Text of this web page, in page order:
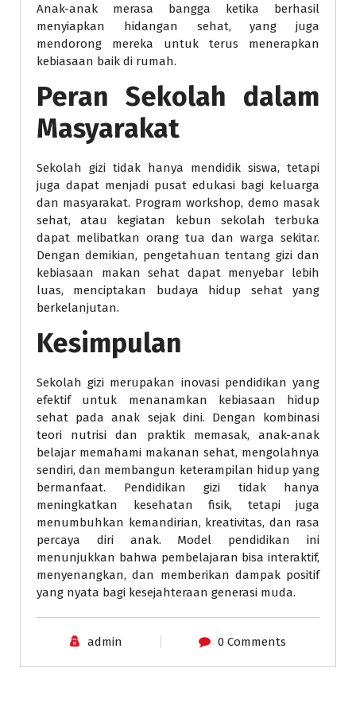
Anak-anak merasa bangga ketika berhasil
menyiapkan hidangan sehat, yang juga
mendorong mereka untuk terus menerapkan
kebiasaan baik di rumah.
Peran Sekolah dalam
Masyarakat
Sekolah gizi tidak hanya mendidik siswa, tetapi
juga dapat menjadi pusat edukasi bagi keluarga
dan masyarakat. Program workshop, demo masak
sehat, atau kegiatan kebun sekolah terbuka
dapat melibatkan orang tua dan warga sekitar.
Dengan demikian, pengetahuan tentang gizi dan
kebiasaan makan sehat dapat menyebar lebih
luas, menciptakan budaya hidup sehat yang
berkelanjutan.
Kesimpulan
Sekolah gizi merupakan inovasi pendidikan yang
efektif untuk menanamkan kebiasaan hidup
sehat pada anak sejak dini. Dengan kombinasi
teori nutrisi dan praktik memasak, anak-anak
belajar memahami makanan sehat, mengolahnya
sendiri, dan membangun keterampilan hidup yang
bermanfaat. Pendidikan gizi tidak hanya
meningkatkan kesehatan fisik, tetapi juga
menumbuhkan kemandirian, kreativitas, dan rasa
percaya diri anak. Model pendidikan ini
menunjukkan bahwa pembelajaran bisa interaktif,
menyenangkan, dan memberikan dampak positif
yang nyata bagi kesejahteraan generasi muda.
admin 0 Comments